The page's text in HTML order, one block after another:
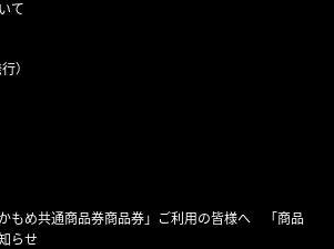
て
）
もめ共通商品券商品券」ご利用の皆様へ 「商品
らせ